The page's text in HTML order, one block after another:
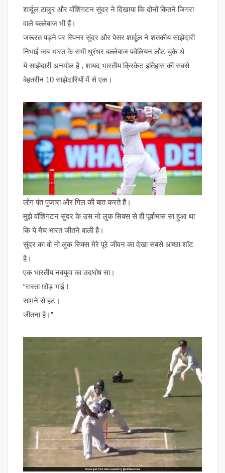
शार्दूल ठाकुर और वॉशिंगटन सुंदर ने दिखाया कि दोनों कितने जिगरा
वाले बल्लेबाज भी हैं।
जरूरत पड़ने पर स्पिनर सुंदर और पेसर शार्दूल ने शतकीय साझेदारी
निभाई जब भारत के सभी धुरंधर बल्लेबाज पवेलियन लौट चुके थे
ये साझेदारी अनमोल है , शायद भारतीय क्रिकेट इतिहास की सबसे
बेहतरीन 10 साझेदारियों में से एक।
लोग पंत पुजारा और गिल की बात करते हैं।
मुझे वॉशिंगटन सुंदर के उस नो लुक सिक्स से ही पूर्वाभास सा हुआ था
कि ये मैच भारत जीतने वाली है।
सुंदर का वो नो लुक सिक्स मेरे पूरे जीवन का देखा सबसे अच्छा शॉट
है।
एक भारतीय नवयुवा का उदघोष सा।
“रास्ता छोड़ भाई !
सामने से हट।
जीतना है।”